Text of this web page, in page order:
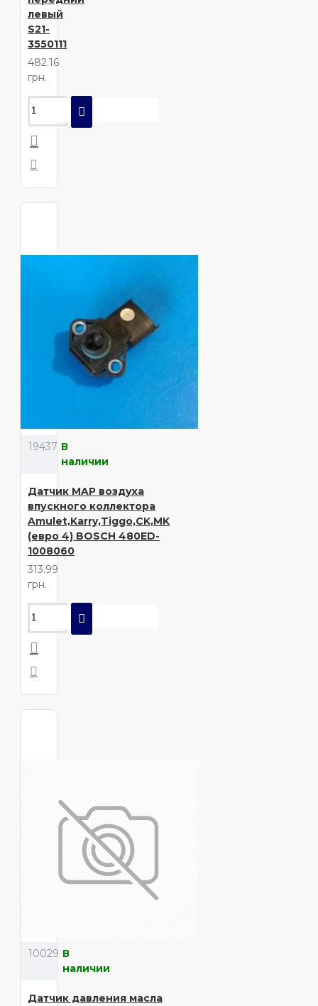
левый
S21-
3550111
482.16
грн.
19437 В
наличии
Датчик MAP воздуха
впускного коллектора
Amulet,Karry,Tiggo,CK,MK
(евро 4) BOSCH 480ED-
1008060
313.99
грн.
10029 В
наличии
Датчик давления масла